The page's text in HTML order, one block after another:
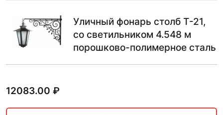
Уличный фонарь столб Т-21,
со светильником 4.548 м
порошково-полимерное сталь
12083.00 ₽